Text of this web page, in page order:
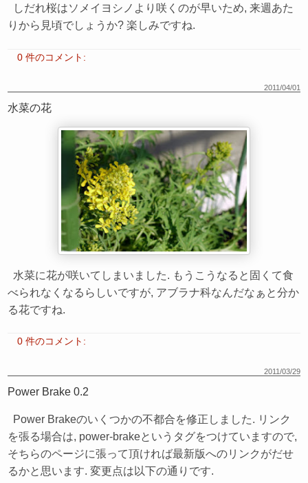
しだれ桜はソメイヨシノより咲くのが早いため, 来週あた
りから見頃でしょうか? 楽しみですね.
0 件のコメント:
2011/04/01
水菜の花
水菜に花が咲いてしまいました. もうこうなると固くて食
べられなくなるらしいですが, アブラナ科なんだなぁと分か
る花ですね.
0 件のコメント:
2011/03/29
Power Brake 0.2
Power Brakeのいくつかの不都合を修正しました. リンク
を張る場合は, power-brakeというタグをつけていますので,
そちらのページに張って頂ければ最新版へのリンクがだせ
るかと思います. 変更点は以下の通りです.